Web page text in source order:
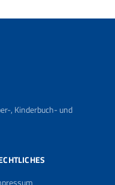
, Kinderbuch- und